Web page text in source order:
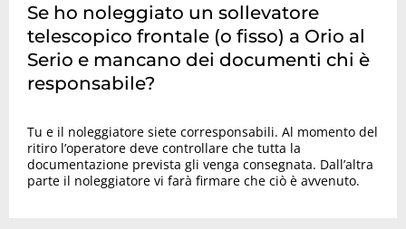
Se ho noleggiato un sollevatore
telescopico frontale (o fisso) a Orio al
Serio e mancano dei documenti chi è
responsabile?
Tu e il noleggiatore siete corresponsabili. Al momento del
ritiro l’operatore deve controllare che tutta la
documentazione prevista gli venga consegnata. Dall’altra
parte il noleggiatore vi farà firmare che ciò è avvenuto.